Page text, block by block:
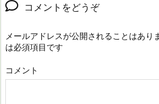
コメントをどうぞ
メールアドレスが公開されることはあり
は必須項目です
コメント